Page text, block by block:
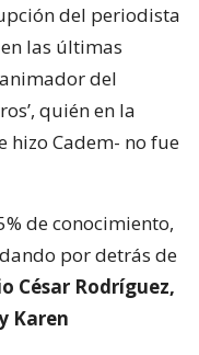
del periodista
las últimas
del
quién en la
Cadem- no fue
de conocimiento,
por detrás de
César Rodríguez,
Karen